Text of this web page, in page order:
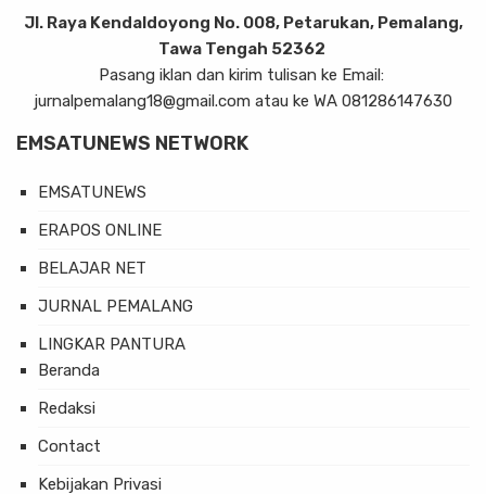
Jl. Raya Kendaldoyong No. 008, Petarukan, Pemalang,
Tawa Tengah 52362
Pasang iklan dan kirim tulisan ke Email:
jurnalpemalang18@gmail.com atau ke WA 081286147630
EMSATUNEWS NETWORK
EMSATUNEWS
ERAPOS ONLINE
BELAJAR NET
JURNAL PEMALANG
LINGKAR PANTURA
Beranda
Redaksi
Contact
Kebijakan Privasi